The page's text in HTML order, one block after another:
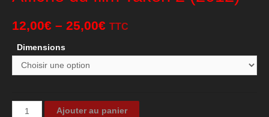
12,00€ – 25,00€ TTC
Dimensions
quantité
Ajouter au panier